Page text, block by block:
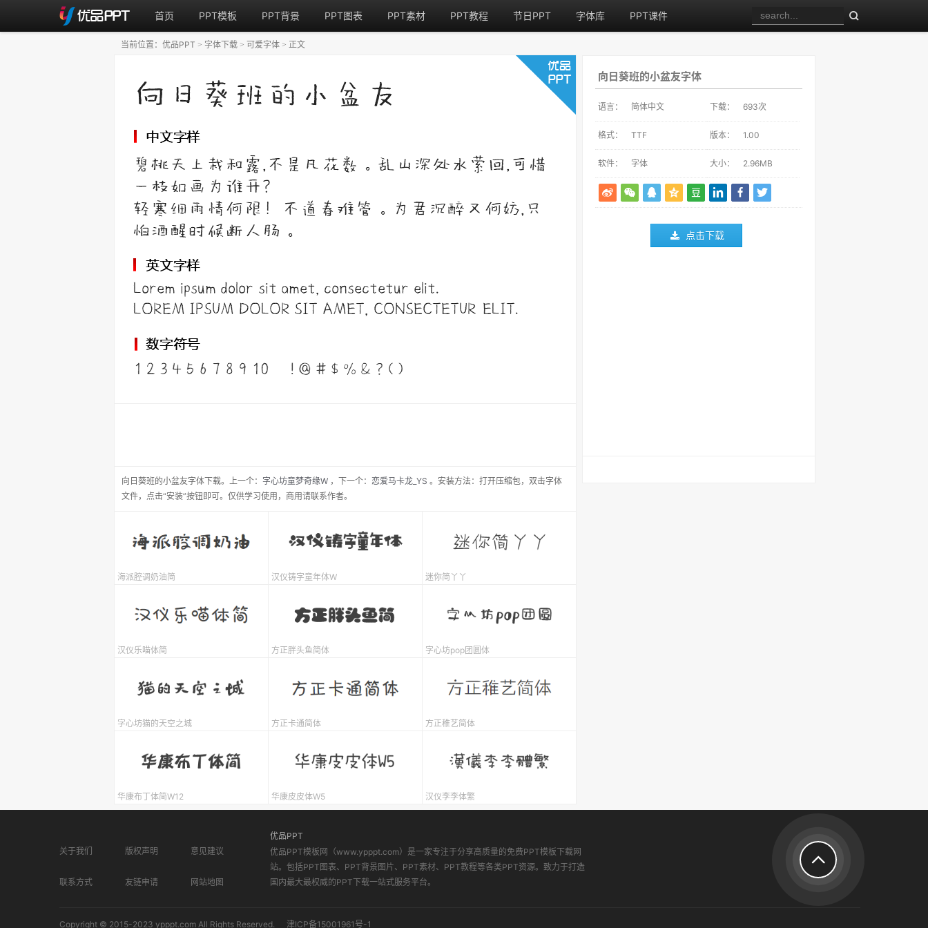
首页 PPT模板 PPT背景 PPT图表 PPT素材 PPT教程 节日PPT 字体库 PPT课件
向日葵班的小盆友字体
语言： 简体中文 下载： 693次
格式： TTF 版本： 1.00
软件： 字体 大小： 2.96MB
点击下载
向日葵班的小盆友字体下载。 上一个： 字心坊童梦奇缘W ， 下一个： 恋爱马卡龙_YS 。安装方法：打开压缩包，双击字体
文件，点击“安装”按钮即可。仅供学习使用，商用请联系作者。
当前位置： 优品PPT > 字体下载 > 可爱字体 > 正文
海派腔调奶油简 汉仪铸字童年体W 迷你简丫丫
汉仪乐喵体简 方正胖头鱼简体 字心坊pop团圆体
字心坊猫的天空之城 方正卡通简体 方正稚艺简体
华康布丁体简W12 华康皮皮体W5 汉仪李李体繁
关于我们 版权声明 意见建议
联系方式 友链申请 网站地图
优品PPT
优品PPT模板网（www.ypppt.com）是一家专注于分享高质量的免费PPT模板下载网
站。包括PPT图表、PPT背景图片、PPT素材、PPT教程等各类PPT资源。致力于打造
国内最大最权威的PPT下载一站式服务平台。
Copyright © 2015-2023 ypppt.com All Rights Reserved. 津ICP备15001961号-1